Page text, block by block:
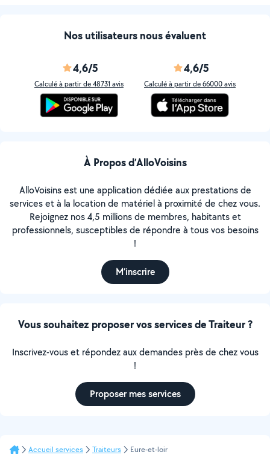
Nos utilisateurs nous évaluent
4,6/5
Calculé à partir de 48731 avis
4,6/5
Calculé à partir de 66000 avis
Vous souhaitez proposer vos services de Traiteur ?
Inscrivez-vous et répondez aux demandes près de chez vous
!
Proposer mes services
À Propos d’AlloVoisins
AlloVoisins est une application dédiée aux prestations de
services et à la location de matériel à proximité de chez vous.
Rejoignez nos 4,5 millions de membres, habitants et
professionnels, susceptibles de répondre à tous vos besoins
!
M’inscrire
Accueil services Traiteurs Eure-et-loir